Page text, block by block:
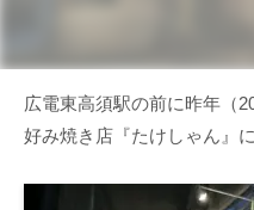
広電東高須駅の前に昨年（
好み焼き店『たけしゃん』